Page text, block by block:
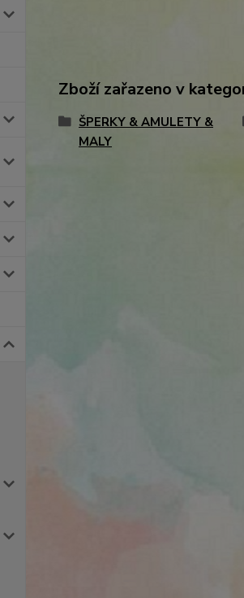
Zboží zařazeno v
ŠPERKY & AMULETY &
MALY